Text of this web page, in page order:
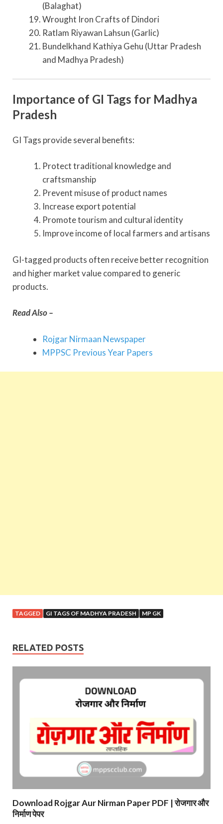
(Balaghat)
Wrought Iron Crafts of Dindori
Ratlam Riyawan Lahsun (Garlic)
Bundelkhand Kathiya Gehu (Uttar Pradesh
and Madhya Pradesh)
Importance of GI Tags for Madhya
Pradesh
GI Tags provide several benefits:
Protect traditional knowledge and
craftsmanship
Prevent misuse of product names
Increase export potential
Promote tourism and cultural identity
Improve income of local farmers and artisans
GI-tagged products often receive better recognition
and higher market value compared to generic
products.
Read Also –
Rojgar Nirmaan Newspaper
MPPSC Previous Year Papers
TAGGED GI TAGS OF MADHYA PRADESH MP GK
RELATED POSTS
Download Rojgar Aur Nirman Paper PDF | रोजगार और
निर्माण पेपर